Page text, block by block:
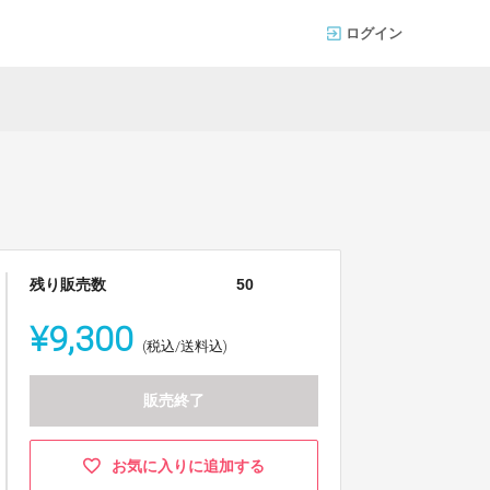
ログイン
残り販売数 50
¥9,300 (税込/送料込)
販売終了
お気に入りに追加する